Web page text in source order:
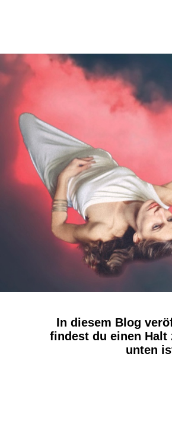
In diesem Blog
findest du einen Halt
unten